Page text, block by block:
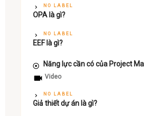
NO LABEL
OPA là gì?
NO LABEL
EEF là gì?
Năng lực cần có của Project
Video
NO LABEL
Giả thiết dự án là gì?